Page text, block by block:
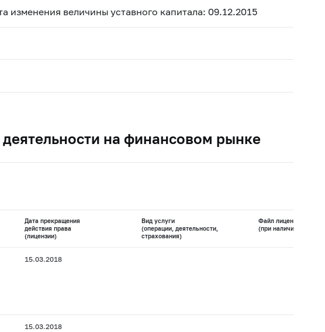
изменения величины уставного капитала: 09.12.2015
на финансовом рынке
Дата прекращения
действия права
(лицензии)
Вид услуги
(операции, деятельности,
страхования)
Файл лицензии
(при наличии)
15.03.2018
15.03.2018